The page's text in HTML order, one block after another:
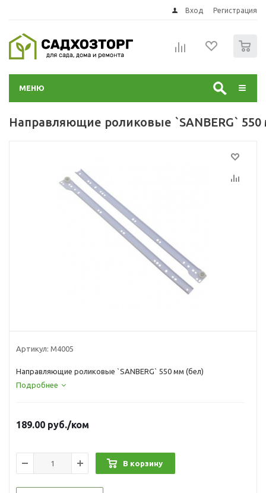
Вход Регистрация
МЕНЮ
Направляющие роликовые `SANBERG` 550
Артикул: М4005
Направляющие роликовые `SANBERG` 550 мм (бел)
Подробнее
189.00 руб./ком
В корзину